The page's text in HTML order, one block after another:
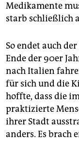
Medikamente
starb schließlich
So endet auch
Ende der 90er
nach Italien
für sich und die
hoffte, dass die
praktizierte
ihrer Stadt
anders. Es brach